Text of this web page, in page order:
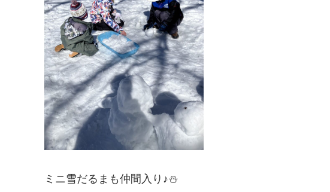
ミニ雪だるまも仲間入り♪⛄